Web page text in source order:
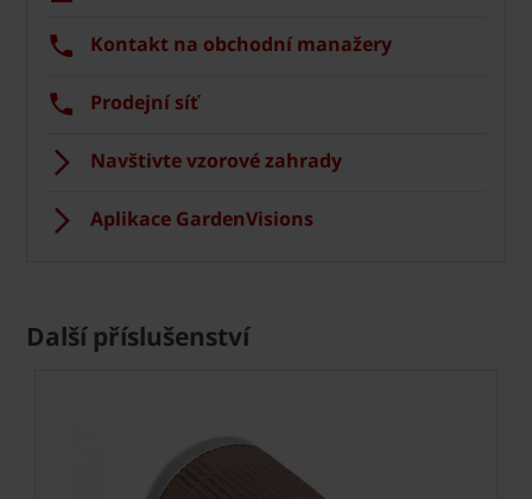
Kontakt na obchodní manažery
Prodejní síť
Navštivte vzorové zahrady
Aplikace GardenVisions
Další příslušenství